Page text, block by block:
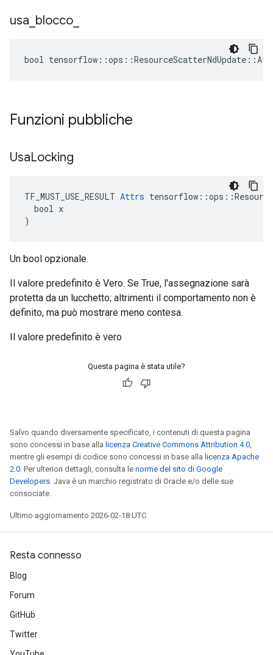
usa blocco
bool
Funzioni pubbliche
UsaLocking
TF_MUST_USE_RESULT Attrs
  bool x
)
Un bool opzionale.
Il valore predefinito è Vero. Se True, l'assegnazione sarà
protetta da un lucchetto; altrimenti il ​​comportamento non è
definito, ma può mostrare meno contesa.
Il valore predefinito è vero
Questa pagina è stata utile?
Salvo quando diversamente specificato, i contenuti di questa pagina
sono concessi in base alla licenza Creative Commons Attribution 4.0,
mentre gli esempi di codice sono concessi in base alla licenza Apache
2.0. Per ulteriori dettagli, consulta le norme del sito di Google
Developers. Java è un marchio registrato di Oracle e/o delle sue
consociate.
Ultimo aggiornamento 2026-02-18 UTC.
Resta connesso
Blog
Forum
GitHub
Twitter